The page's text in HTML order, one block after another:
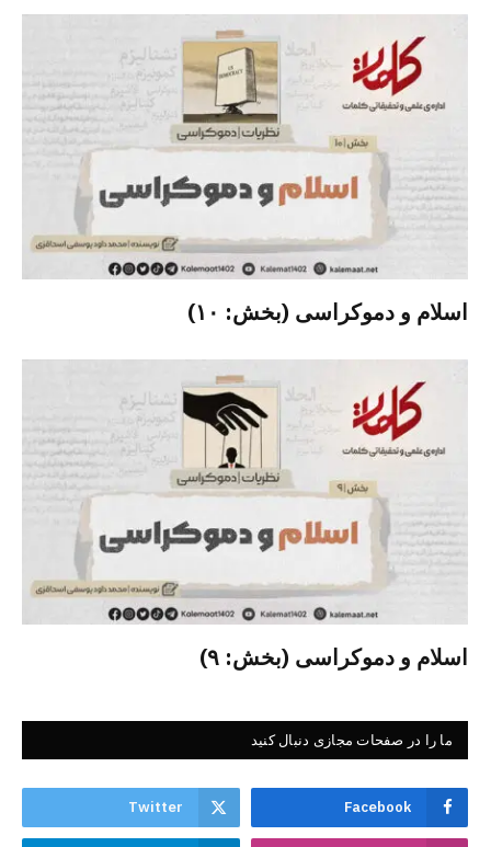
اسلام و دموکراسی (بخش: ۱۰)
اسلام و دموکراسی (بخش: ۹)
ما را در صفحات مجازی دنبال کنید
Facebook
Twitter